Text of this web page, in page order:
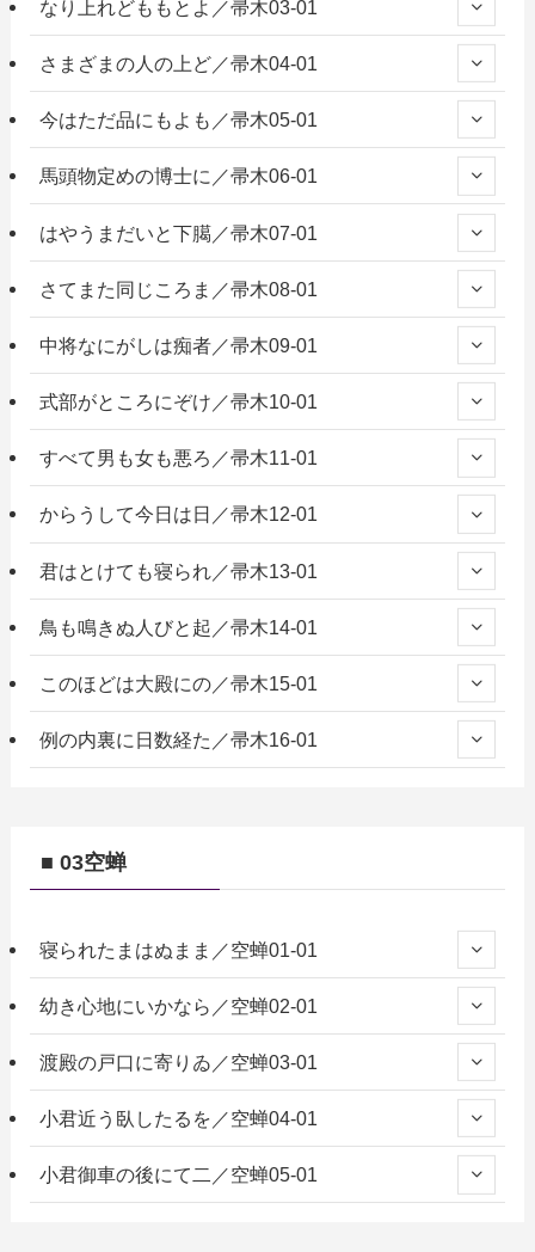
なり上れどももとよ／帚木03-01
さまざまの人の上ど／帚木04-01
今はただ品にもよも／帚木05-01
馬頭物定めの博士に／帚木06-01
はやうまだいと下臈／帚木07-01
さてまた同じころま／帚木08-01
中将なにがしは痴者／帚木09-01
式部がところにぞけ／帚木10-01
すべて男も女も悪ろ／帚木11-01
からうして今日は日／帚木12-01
君はとけても寝られ／帚木13-01
鳥も鳴きぬ人びと起／帚木14-01
このほどは大殿にの／帚木15-01
例の内裏に日数経た／帚木16-01
■ 03空蝉
寝られたまはぬまま／空蝉01-01
幼き心地にいかなら／空蝉02-01
渡殿の戸口に寄りゐ／空蝉03-01
小君近う臥したるを／空蝉04-01
小君御車の後にて二／空蝉05-01